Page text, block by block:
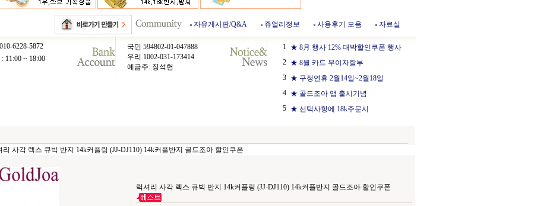
자유게시판/Q&A 쥬얼리정보 사용후기 모음 자료실
010-6228-5872
11:00 ~ 18:00
국민 594802-01-047888
우리 1002-031-173414
예금주: 장석헌
1 ★ 8月 행사 12% 대박할인쿠폰 행사
2 ★ 8월 카드 무이자할부
3 ★ 구정연휴 2월14일~2월18일
4 ★ 골드조아 앱 출시기념
5 ★ 선택사항에 18k주문시
리 사각 렉스 큐빅 반지 14k커플링 (JJ-DJ110) 14k커플반지 골드조아 할인쿠폰
럭셔리 사각 렉스 큐빅 반지 14k커플링 (JJ-DJ110) 14k커플반지 골드조아 할인쿠폰